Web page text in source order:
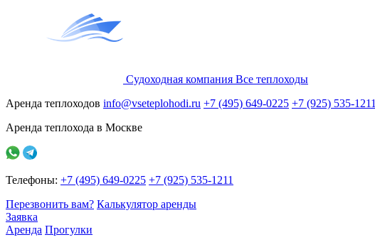
Судоходная компания Все теплоходы
Аренда теплоходов info@vseteplohodi.ru +7 (495) 649-0225 +7 (925) 535-1211
Аренда теплохода в Москве
Телефоны: +7 (495) 649-0225 +7 (925) 535-1211
Перезвонить вам? Калькулятор аренды
Заявка
Аренда Прогулки